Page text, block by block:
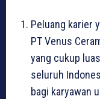
Peluang karier
PT Venus
yang cukup
seluruh
bagi karyawan